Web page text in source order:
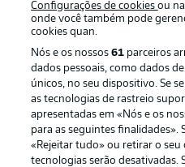
Publicidade
Configurações de cookiesou
onde você também pode
cookies quan.
Nós e os nossos61 parceiros
dados pessoais, como dados
únicos, no seu dispositivo. Se
as tecnologias de rastreio
apresentadas em «Nós e os
para as seguintes finalidades».
«Rejeitar tudo» ou retirar o
tecnologias serão desativadas.